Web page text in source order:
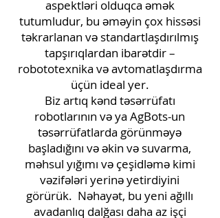
aspektləri olduqca əmək
tutumludur, bu əməyin çox hissəsi
təkrarlanan və standartlaşdırılmış
tapşırıqlardan ibarətdir –
robototexnika və avtomatlaşdırma
üçün ideal yer.
Biz artıq kənd təsərrüfatı
robotlarının və ya AgBots-un
təsərrüfatlarda görünməyə
başladığını və əkin və suvarma,
məhsul yığımı və çeşidləmə kimi
vəzifələri yerinə yetirdiyini
görürük. Nəhayət, bu yeni ağıllı
avadanlıq dalğası daha az işçi